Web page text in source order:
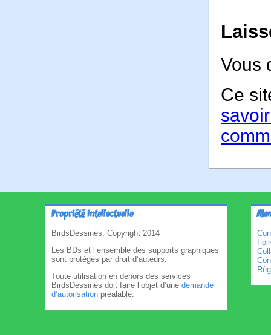
Vous
Ce
Propriété intellectuelle
BirdsDessinés, Copyright 2014
Les BDs et l’ensemble des supports graphiques
sont protégés par droit d’auteurs.
Toute utilisation en dehors des services
BirdsDessinés doit faire l’objet d’une demande
d’autorisation préalable.